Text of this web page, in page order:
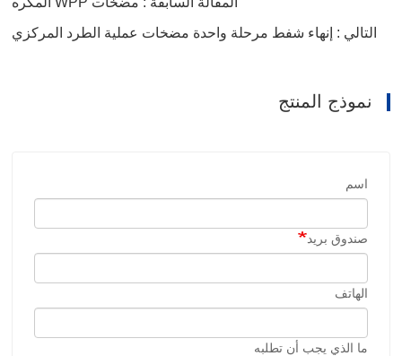
التالي : إنهاء شفط مرحلة واحدة مضخات عملية الطرد المركزي
نموذج المنتج
اسم
صندوق بريد
الهاتف
ما الذي يجب أن تطلبه